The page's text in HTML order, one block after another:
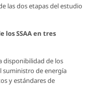
las dos etapas del estudio
los SSAA en tres
disponibilidad de los
suministro de energía
y estándares de